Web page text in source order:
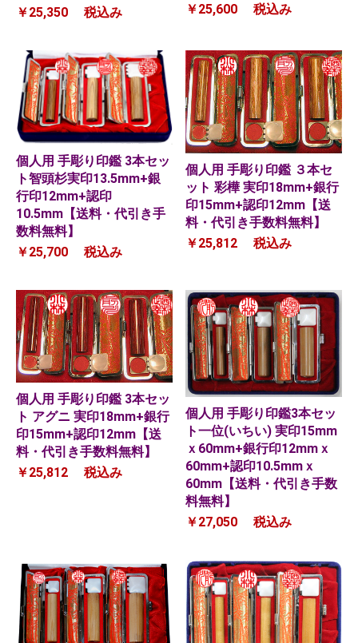
￥25,350
税込み
￥25,600
税込み
個人用 手彫り印鑑 3本セッ
ト智頭杉実印13.5mm+銀
行印12mm+認印
10.5mm【送料・代引き手
数料無料】
￥25,700
税込み
個人用 手彫り印鑑 ３本セ
ット 彩樺 実印18mm+銀行
印15mm+認印12mm【送
料・代引き手数料無料】
￥25,812
税込み
個人用 手彫り印鑑 3本セッ
ト アグニ 実印18mm+銀行
印15mm+認印12mm【送
料・代引き手数料無料】
￥25,812
税込み
個人用 手彫り印鑑3本セッ
ト一位(いちい) 実印15mm
ｘ60mm+銀行印12mmｘ
60mm+認印10.5mmｘ
60mm【送料・代引き手数
料無料】
￥27,050
税込み